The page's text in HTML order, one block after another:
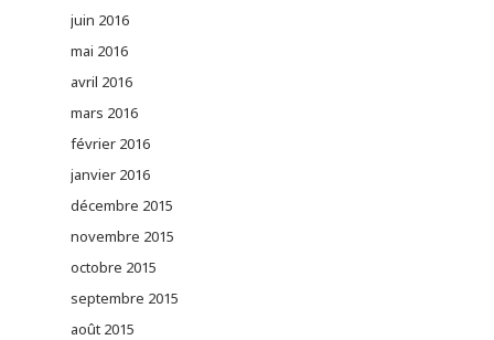
juin 2016
mai 2016
avril 2016
mars 2016
février 2016
janvier 2016
décembre 2015
novembre 2015
octobre 2015
septembre 2015
août 2015